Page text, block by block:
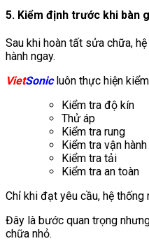
5. Kiểm định trước khi bàn
Sau khi hoàn tất sửa chữa,
hành ngay.
VietSonicluôn thực hiện
Kiểm tra độ kín
Thử áp
Kiểm tra rung
Kiểm tra vận hành
Kiểm tra tải
Kiểm tra an toàn
Chỉ khi đạt yêu cầu, hệ
Đây là bước quan trọng
chữa nhỏ.